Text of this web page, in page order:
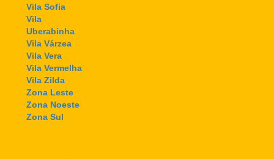
Vila Sofia
Vila
Uberabinha
Vila Várzea
Vila Vera
Vila Vermelha
Vila Zilda
Zona Leste
Zona Noeste
Zona Sul